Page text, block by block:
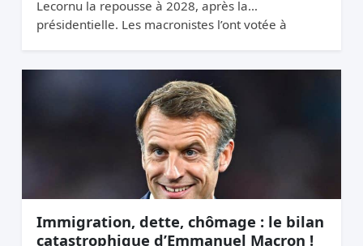
Lecornu la repousse à 2028, après la
présidentielle. Les macronistes l’ont votée à
Immigration, dette, chômage : le bilan
catastrophique d’Emmanuel Macron !